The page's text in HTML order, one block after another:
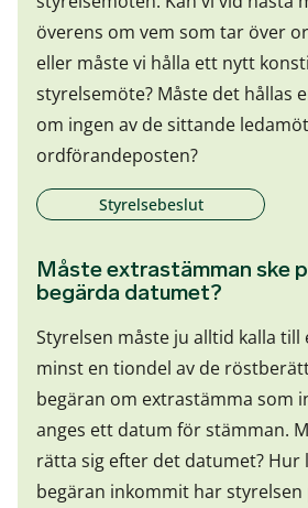
överens om vem som tar över
eller måste vi hålla ett nytt
styrelsemöte? Måste det hållas
om ingen av de sittande
ordförandeposten?
Styrelsebeslut
Måste extrastämman ske
begärda datumet?
Styrelsen måste ju alltid kalla till
minst en tiondel av de
begäran om extrastämma som
anges ett datum för stämman.
rätta sig efter det datumet? Hur
begäran inkommit har styrelsen